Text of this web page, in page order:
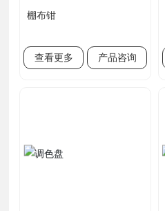
棚布钳
查看更多 产品咨询